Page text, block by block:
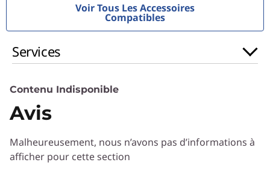
Voir Tous Les Accessoires
Compatibles
Services
Contenu Indisponible
Avis
Malheureusement, nous n’avons pas d’informations à
afficher pour cette section